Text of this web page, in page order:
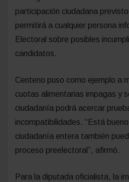
participación ciudadana
permitirá a cualquier persona
Electoral sobre posibles
candidatos.
Centeno puso como ejemplo a
cuotas alimentarias impagas y
ciudadanía podrá acercar
incompatibilidades. “Está
ciudadanía entera también
proceso preelectoral”, afirmó.
Para la diputada oficialista, la